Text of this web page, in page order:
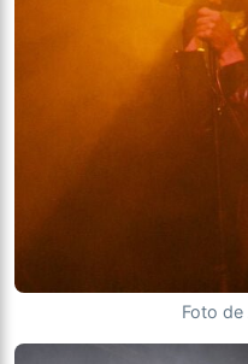
Foto de